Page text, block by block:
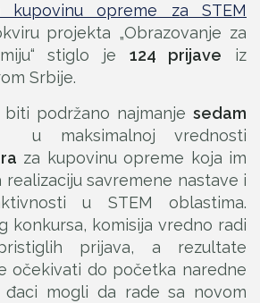
kupovinu opreme za STEM
projekta „Obrazovanje za
stiglo je 124 prijave iz
Srbije.
podržano najmanje sedam
u maksimalnoj vrednosti
za kupovinu opreme koja im
savremene nastave i
u STEM oblastima.
konkursa, komisija vredno radi
prijava, a rezultate
očekivati do početka naredne
mogli da rade sa novom